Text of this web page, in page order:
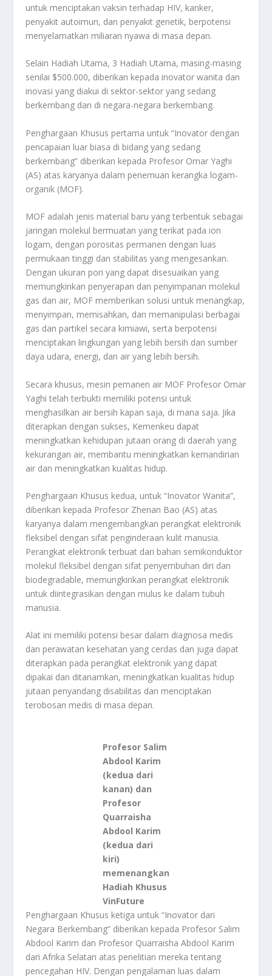
untuk menciptakan vaksin terhadap HIV, kanker,
penyakit autoimun, dan penyakit genetik, berpotensi
menyelamatkan miliaran nyawa di masa depan.
Selain Hadiah Utama, 3 Hadiah Utama, masing-masing
senilai $500.000, diberikan kepada inovator wanita dan
inovasi yang diakui di sektor-sektor yang sedang
berkembang dan di negara-negara berkembang.
Penghargaan Khusus pertama untuk “Inovator dengan
pencapaian luar biasa di bidang yang sedang
berkembang” diberikan kepada Profesor Omar Yaghi
(AS) atas karyanya dalam penemuan kerangka logam-
organik (MOF).
MOF adalah jenis material baru yang terbentuk sebagai
jaringan molekul bermuatan yang terikat pada ion
logam, dengan porositas permanen dengan luas
permukaan tinggi dan stabilitas yang mengesankan.
Dengan ukuran pori yang dapat disesuaikan yang
memungkinkan penyerapan dan penyimpanan molekul
gas dan air, MOF memberikan solusi untuk menangkap,
menyimpan, memisahkan, dan memanipulasi berbagai
gas dan partikel secara kimiawi, serta berpotensi
menciptakan lingkungan yang lebih bersih dan sumber
daya udara, energi, dan air yang lebih bersih.
Secara khusus, mesin pemanen air MOF Profesor Omar
Yaghi telah terbukti memiliki potensi untuk
menghasilkan air bersih kapan saja, di mana saja. Jika
diterapkan dengan sukses, Kemenkeu dapat
meningkatkan kehidupan jutaan orang di daerah yang
kekurangan air, membantu meningkatkan kemandirian
air dan meningkatkan kualitas hidup.
Penghargaan Khusus kedua, untuk “Inovator Wanita”,
diberikan kepada Profesor Zhenan Bao (AS) atas
karyanya dalam mengembangkan perangkat elektronik
fleksibel dengan sifat penginderaan kulit manusia.
Perangkat elektronik terbuat dari bahan semikonduktor
molekul fleksibel dengan sifat penyembuhan diri dan
biodegradable, memungkinkan perangkat elektronik
untuk diintegrasikan dengan mulus ke dalam tubuh
manusia.
Alat ini memiliki potensi besar dalam diagnosa medis
dan perawatan kesehatan yang cerdas dan juga dapat
diterapkan pada perangkat elektronik yang dapat
dipakai dan ditanamkan, meningkatkan kualitas hidup
jutaan penyandang disabilitas dan menciptakan
terobosan medis di masa depan.
Profesor Salim
Abdool Karim
(kedua dari
kanan) dan
Profesor
Quarraisha
Abdool Karim
(kedua dari
kiri)
memenangkan
Hadiah Khusus
VinFuture
Penghargaan Khusus ketiga untuk “Inovator dari
Negara Berkembang” diberikan kepada Profesor Salim
Abdool Karim dan Profesor Quarraisha Abdool Karim
dari Afrika Selatan atas penelitian mereka tentang
pencegahan HIV. Dengan pengalaman luas dalam